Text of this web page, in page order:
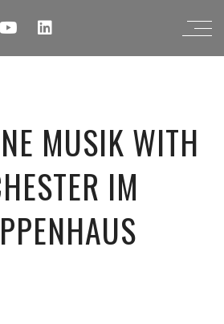
MUSIK WITH
IM